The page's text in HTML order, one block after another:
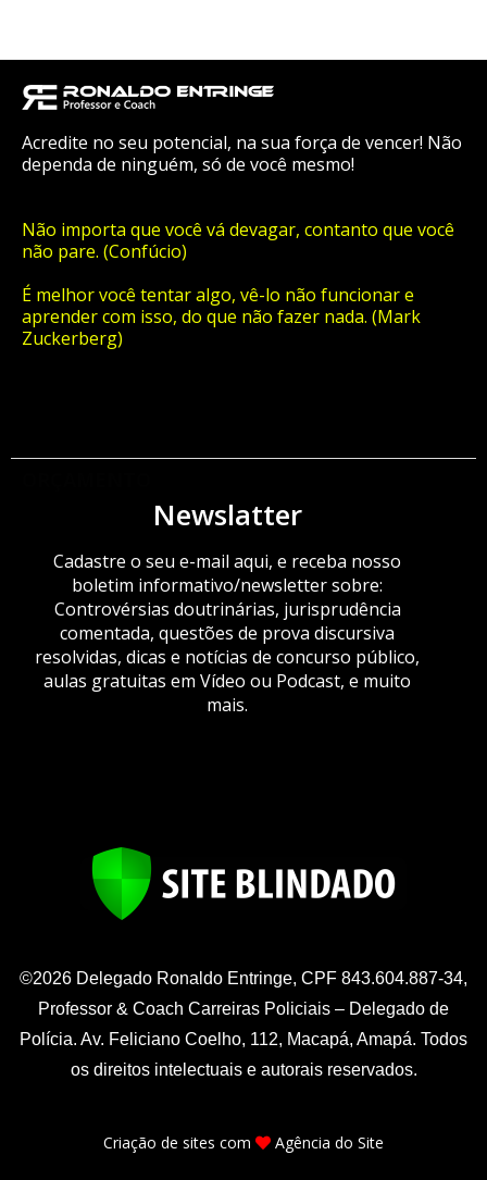
Acredite no seu potencial, na sua força de vencer! Não
dependa de ninguém, só de você mesmo!
Não importa que você vá devagar, contanto que você
não pare. (Confúcio)
É melhor você tentar algo, vê-lo não funcionar e
aprender com isso, do que não fazer nada. (Mark
Zuckerberg)
Newslatter
Cadastre o seu e-mail aqui, e receba nosso
boletim informativo/newsletter sobre:
Controvérsias doutrinárias, jurisprudência
comentada, questões de prova discursiva
resolvidas, dicas e notícias de concurso público,
aulas gratuitas em Vídeo ou Podcast, e muito
mais.
©2026 Delegado Ronaldo Entringe, CPF 843.604.887-34,
Professor & Coach Carreiras Policiais – Delegado de
Polícia. Av. Feliciano Coelho, 112, Macapá, Amapá. Todos
os direitos intelectuais e autorais reservados.
Criação de sites com Agência do Site